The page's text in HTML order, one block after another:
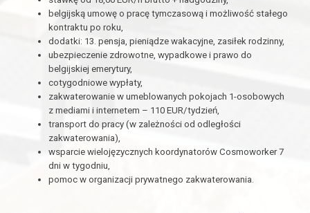
belgijską umowę o pracę tymczasową i możliwość stałego
kontraktu po roku,
dodatki: 13. pensja, pieniądze wakacyjne, zasiłek rodzinny,
ubezpieczenie zdrowotne, wypadkowe i prawo do
belgijskiej emerytury,
cotygodniowe wypłaty,
zakwaterowanie w umeblowanych pokojach 1-osobowych
z mediami i internetem – 110 EUR/tydzień,
transport do pracy (w zależności od odległości
zakwaterowania),
wsparcie wielojęzycznych koordynatorów Cosmoworker 7
dni w tygodniu,
pomoc w organizacji prywatnego zakwaterowania.